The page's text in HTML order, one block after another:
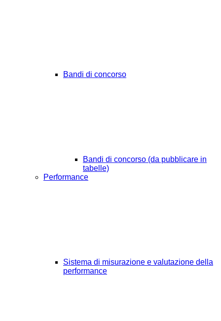
Bandi di concorso
Bandi di concorso (da pubblicare in
tabelle)
Performance
Sistema di misurazione e valutazione della
performance